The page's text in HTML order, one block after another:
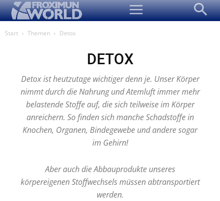
Start Themen Detox
DETOX
Detox ist heutzutage wichtiger denn je. Unser Körper
nimmt durch die Nahrung und Atemluft immer mehr
belastende Stoffe auf, die sich teilweise im Körper
anreichern. So finden sich manche Schadstoffe in
Knochen, Organen, Bindegewebe und andere sogar
im Gehirn!
Aber auch die Abbauprodukte unseres
körpereigenen Stoffwechsels müssen abtransportiert
werden.